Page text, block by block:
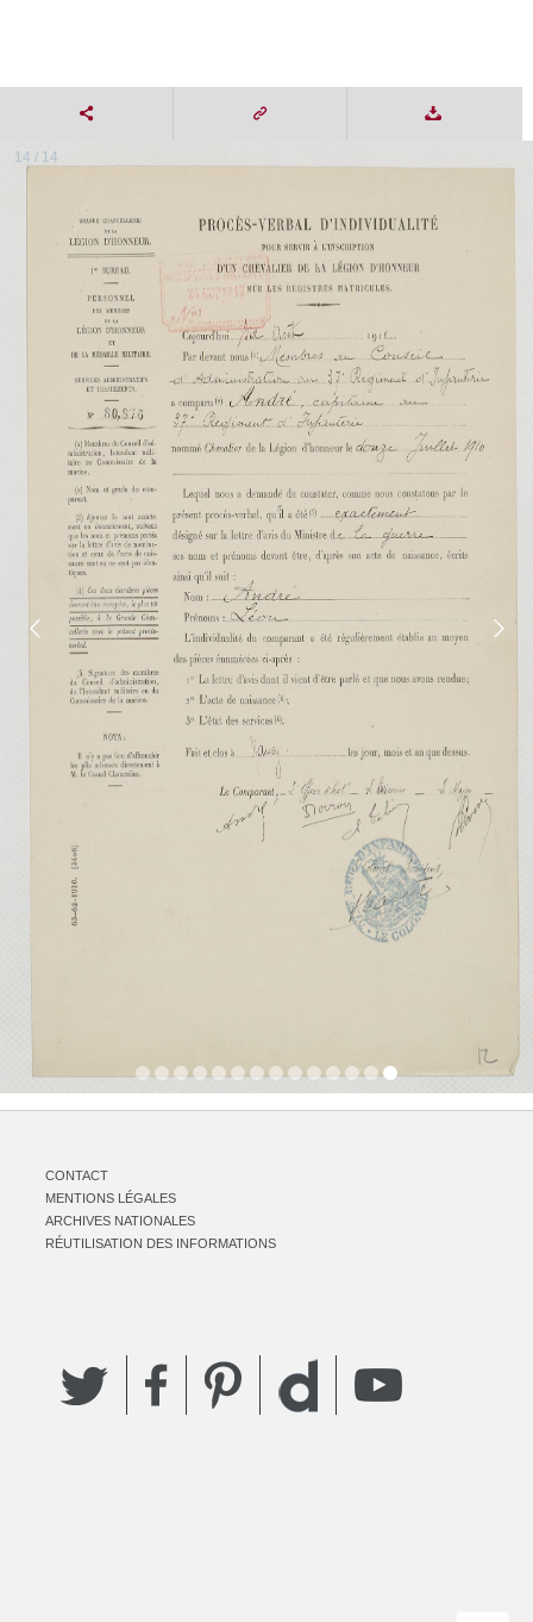
14 / 14
CONTACT
MENTIONS LÉGALES
ARCHIVES NATIONALES
RÉUTILISATION DES INFORMATIONS